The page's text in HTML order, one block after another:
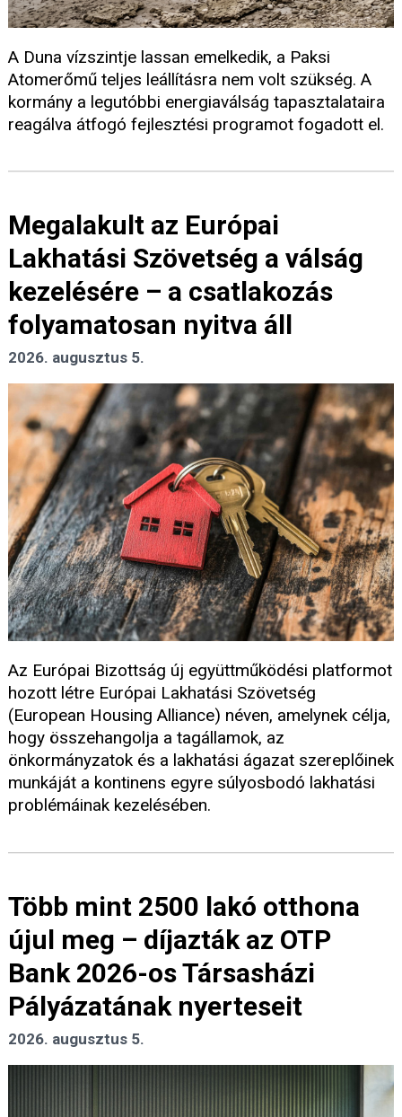
A Duna vízszintje lassan emelkedik, a Paksi
Atomerőmű teljes leállításra nem volt szükség. A
kormány a legutóbbi energiaválság tapasztalataira
reagálva átfogó fejlesztési programot fogadott el.
Megalakult az Európai
Lakhatási Szövetség a válság
kezelésére – a csatlakozás
folyamatosan nyitva áll
2026. augusztus 5.
Az Európai Bizottság új együttműködési platformot
hozott létre Európai Lakhatási Szövetség
(European Housing Alliance) néven, amelynek célja,
hogy összehangolja a tagállamok, az
önkormányzatok és a lakhatási ágazat szereplőinek
munkáját a kontinens egyre súlyosbodó lakhatási
problémáinak kezelésében.
Több mint 2500 lakó otthona
újul meg – díjazták az OTP
Bank 2026-os Társasházi
Pályázatának nyerteseit
2026. augusztus 5.